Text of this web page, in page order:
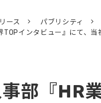
ース
パブリシティ
TOPインタビュー』にて、
事部『HR